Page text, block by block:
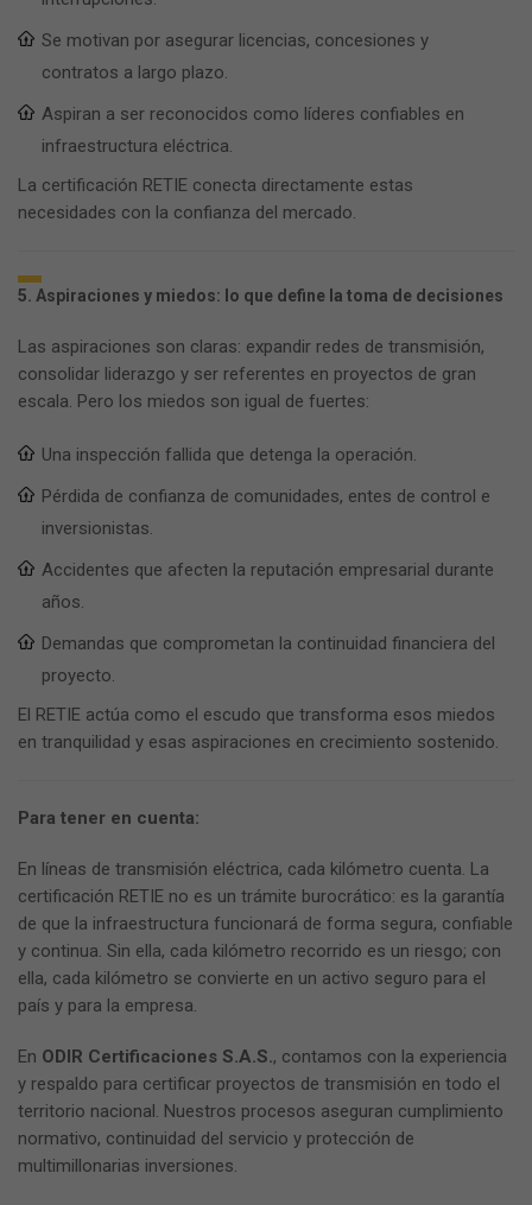
Se motivan por asegurar licencias, concesiones y
contratos a largo plazo.
Aspiran a ser reconocidos como líderes confiables en
infraestructura eléctrica.
La certificación RETIE conecta directamente estas
necesidades con la confianza del mercado.
5. Aspiraciones y miedos: lo que define la toma de decisiones
Las aspiraciones son claras: expandir redes de transmisión,
consolidar liderazgo y ser referentes en proyectos de gran
escala. Pero los miedos son igual de fuertes:
Una inspección fallida que detenga la operación.
Pérdida de confianza de comunidades, entes de control e
inversionistas.
Accidentes que afecten la reputación empresarial durante
años.
Demandas que comprometan la continuidad financiera del
proyecto.
El RETIE actúa como el escudo que transforma esos miedos
en tranquilidad y esas aspiraciones en crecimiento sostenido.
Para tener en cuenta:
En líneas de transmisión eléctrica, cada kilómetro cuenta. La
certificación RETIE no es un trámite burocrático: es la garantía
de que la infraestructura funcionará de forma segura, confiable
y continua. Sin ella, cada kilómetro recorrido es un riesgo; con
ella, cada kilómetro se convierte en un activo seguro para el
país y para la empresa.
En ODIR Certificaciones S.A.S., contamos con la experiencia
y respaldo para certificar proyectos de transmisión en todo el
territorio nacional. Nuestros procesos aseguran cumplimiento
normativo, continuidad del servicio y protección de
multimillonarias inversiones.